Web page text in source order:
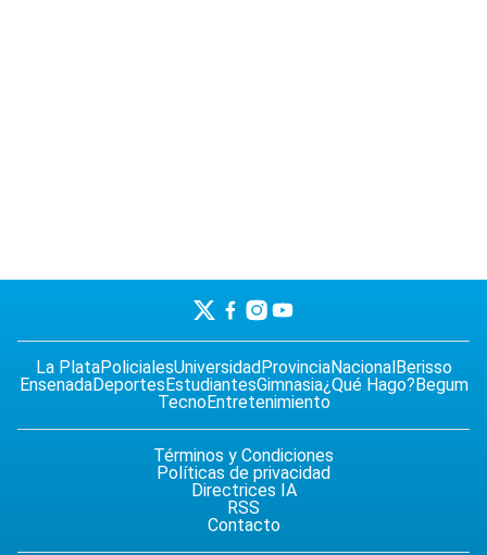
La PlataPolicialesUniversidad ProvinciaNacional Berisso
EnsenadaDeportes EstudiantesGimnasia¿Qué Hago? Begum
TecnoEntretenimiento
Términos y Condiciones
Políticas de privacidad
Directrices IA
RSS
Contacto